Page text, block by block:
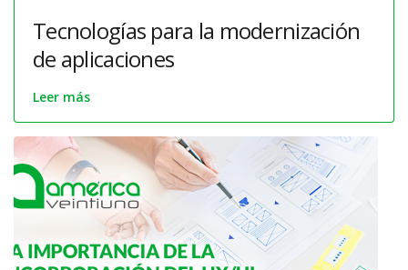
Tecnologías para la modernización
de aplicaciones
Leer más